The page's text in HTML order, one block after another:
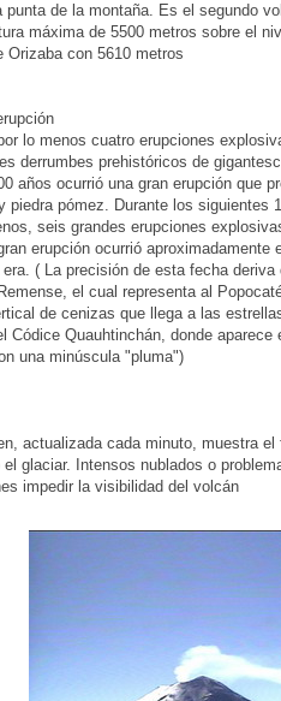
punta de la montaña. Es el segundo
máxima de 5500 metros sobre el
Orizaba con 5610 metros
lo menos cuatro erupciones
derrumbes prehistóricos de
años ocurrió una gran erupción que
piedra pómez. Durante los siguientes
seis grandes erupciones
erupción ocurrió aproximadamente
( La precisión de esta fecha
el cual representa al
de cenizas que llega a las
Códice Quauhtinchán, donde aparece
una minúscula "pluma")
actualizada cada minuto, muestra
el glaciar. Intensos nublados o
impedir la visibilidad del volcán